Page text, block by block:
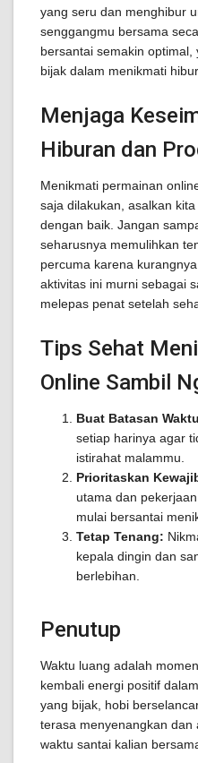
yang seru dan menghibur
senggangmu bersama
bersantai semakin
bijak dalam menikmati
Menjaga
Hiburan dan
Menikmati permainan
saja dilakukan, asalkan
dengan baik. Jangan
seharusnya memulihkan
percuma karena
aktivitas ini murni sebagai
melepas penat setelah
Tips Sehat
Online Sambil
Buat Batasan
setiap harinya agar
istirahat malammu.
Prioritaskan
utama dan
mulai bersantai
Tetap Tenang:
kepala dingin dan
berlebihan.
Penutup
Waktu luang adalah
kembali energi positif
yang bijak, hobi
terasa menyenangkan dan
waktu santai kalian